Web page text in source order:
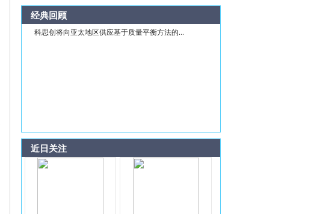
经典回顾
科思创将向亚太地区供应基于质量平衡方法的...
近日关注